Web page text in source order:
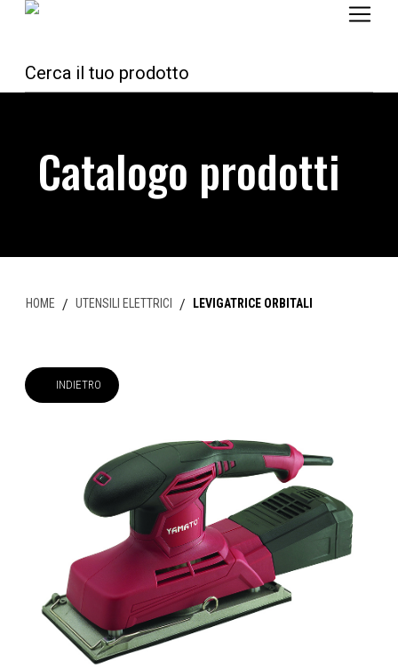
Catalogo prodotti
HOME /UTENSILI ELETTRICI / LEVIGATRICE ORBITALI
INDIETRO